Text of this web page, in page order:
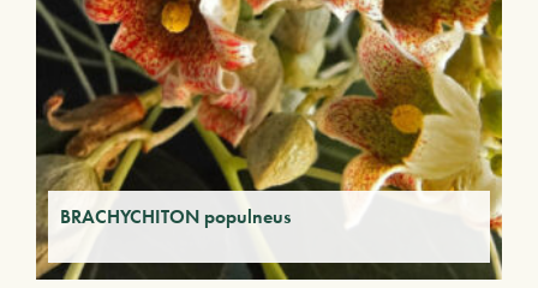
BRACHYCHITON populneus